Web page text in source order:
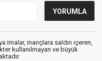
imalar, inançlara saldırı içeren,
kullanılmayan ve büyük